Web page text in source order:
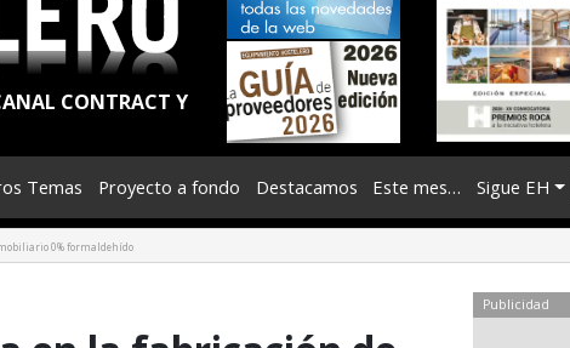
CONTRACT Y
Temas Proyecto a fondo Destacamos Este mes… Sigue EH
0% formaldehído
Publicidad